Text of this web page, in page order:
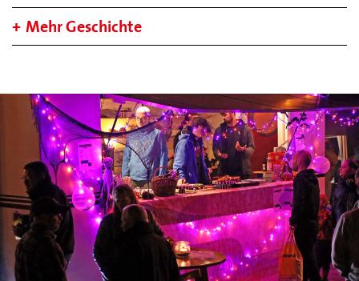
Mehr Geschichte